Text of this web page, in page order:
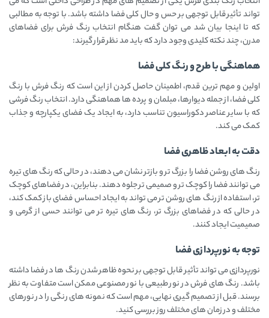
تواند تأثیر قابل توجهی بر حس و حال کلی فضا داشته باشد. با توجه به مطالبی
که تا اینجا بیان شد می توان گفت هنگام انتخاب رنگ فرش برای فضاهای
مدرن، چند نکته کلیدی وجود دارد که باید مد نظر قرار گیرند:
هماهنگی با طرح و رنگ کلی فضا
اولین و مهم‌ ترین قدم، اطمینان حاصل کردن از این است که رنگ فرش با رنگ
کلی فضا، از جمله دیوارها، مبلمان و پرده ‌ها هماهنگی دارد. انتخاب رنگ فرشی
که با سایر عناصر دکوراسیون تناسب دارد، به ایجاد یک فضای یکپارچه و جذاب
کمک می‌ کند.
دقت به ابعاد ظاهری فضا
رنگ‌ های روشن فضا را بزرگ‌ تر و بازتر نشان می‌ دهند، در حالی که رنگ ‌های تیره
می ‌توانند فضا را کوچک ‌تر و صمیمی ‌تر جلوه دهند. بنابراین، در فضاهای کوچک
‌تر، استفاده از رنگ ‌های روشن‌ تر می‌ تواند به ایجاد احساس فضای باز کمک کند،
در حالی که در فضاهای بزرگ‌ تر، رنگ ‌های تیره‌ تر می ‌توانند حسی از گرمی و
صمیمیت ایجاد کنند.
توجه به نورپردازی فضا
نورپردازی می ‌تواند تأثیر قابل توجهی بر نحوه ظاهر شدن رنگ ‌ها در فضا داشته
باشد. رنگ ‌های فرش در نور طبیعی با نور مصنوعی ممکن است متفاوت به نظر
برسند. قبل از تصمیم‌ گیری نهایی، مهم است که نمونه‌ های رنگی را در نورهای
مختلف و در زمان ‌های مختلف روز بررسی کنید.